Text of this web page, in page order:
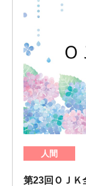
人間
第23回ＯＪＫ